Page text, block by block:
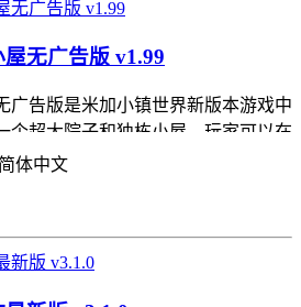
无广告版 v1.99
广告版是米加小镇世界新版本游戏中
个超大院子和独栋小屋。玩家可以在
了两种形状的土地，以及百合、向日
可以让它们快速生长，欣赏花朵盛开
简体中文